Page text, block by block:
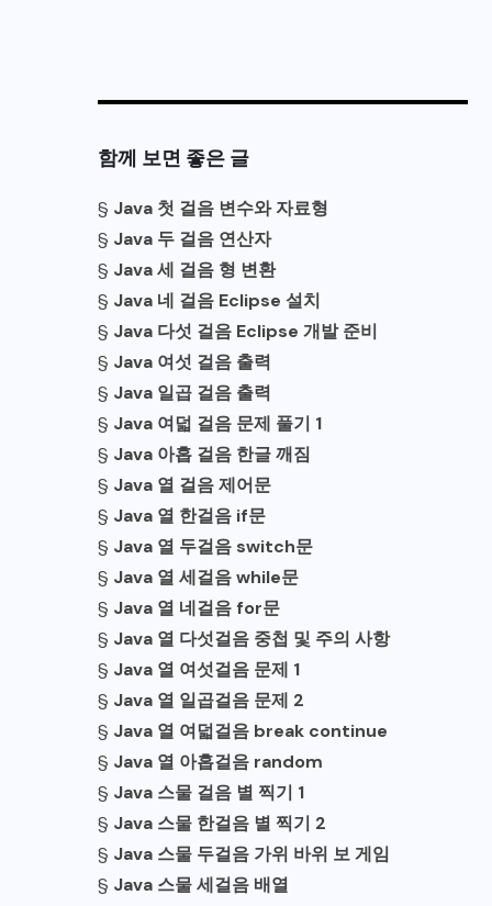
함께 보면 좋은 글
§ Java 첫 걸음 변수와 자료형
§ Java 두 걸음 연산자
§ Java 세 걸음 형 변환
§ Java 네 걸음 Eclipse 설치
§ Java 다섯 걸음 Eclipse 개발 준비
§ Java 여섯 걸음 출력
§ Java 일곱 걸음 출력
§ Java 여덟 걸음 문제 풀기 1
§ Java 아홉 걸음 한글 깨짐
§ Java 열 걸음 제어문
§ Java 열 한걸음 if문
§ Java 열 두걸음 switch문
§ Java 열 세걸음 while문
§ Java 열 네걸음 for문
§ Java 열 다섯걸음 중첩 및 주의 사항
§ Java 열 여섯걸음 문제 1
§ Java 열 일곱걸음 문제 2
§ Java 열 여덟걸음 break continue
§ Java 열 아홉걸음 random
§ Java 스물 걸음 별 찍기 1
§ Java 스물 한걸음 별 찍기 2
§ Java 스물 두걸음 가위 바위 보 게임
§ Java 스물 세걸음 배열